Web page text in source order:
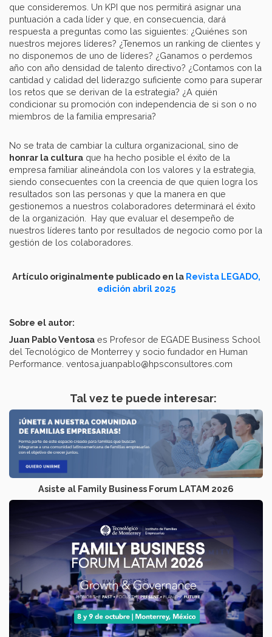
que consideremos. Un KPI que nos permitirá asignar una
puntuación a cada líder y que, en consecuencia, dará
respuesta a preguntas como las siguientes: ¿Quiénes son
nuestros mejores líderes? ¿Tenemos un ranking de clientes y
no disponemos de uno de líderes? ¿Ganamos o perdemos
año con año densidad de talento directivo? ¿Contamos con la
cantidad y calidad del liderazgo suficiente como para superar
los retos que se derivan de la estrategia? ¿A quién
condicionar su promoción con independencia de si son o no
miembros de la familia empresaria?
No se trata de cambiar la cultura organizacional, sino de
honrar la cultura que ha hecho posible el éxito de la
empresa familiar alineándola con los valores y la estrategia,
siendo consecuentes con la creencia de que quien logra los
resultados son las personas y que la manera en que
gestionemos a nuestros colaboradores determinará el éxito
de la organización. Hay que evaluar el desempeño de
nuestros líderes tanto por resultados de negocio como por la
gestión de los colaboradores.
Artículo originalmente publicado en la Revista LEGADO,
edición abril 2025
Sobre el autor:
Juan Pablo Ventosa es Profesor de EGADE Business School
del Tecnológico de Monterrey y socio fundador en Human
Performance. ventosa.juanpablo@hpsconsultores.com
Tal vez te puede interesar:
Asiste al Family Business Forum LATAM 2026